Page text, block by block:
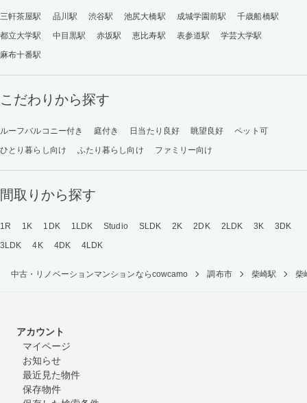
三軒茶屋駅 品川駅 渋谷駅 池尻大橋駅 成城学園前駅
千歳船橋駅
都立大学駅
中目黒駅 赤坂駅 恵比寿駅 表参道駅
学芸大学駅
麻布十番駅
こだわりから探す
ルーフバルコニー付き 庭付き 日当たり良好 眺望良好
ペット可
ひとり暮らし向け
ふたり暮らし向け ファミリー向け
間取りから探す
1R 1K 1DK 1LDK Studio SLDK 2K 2DK 2LDK 3K
3DK
3LDK
4K 4DK 4LDK
中古・リノベーションマンションならcowcamo 調布市 柴崎駅 柴
アカウント
マイページ
お知らせ
最近見た物件
保存物件